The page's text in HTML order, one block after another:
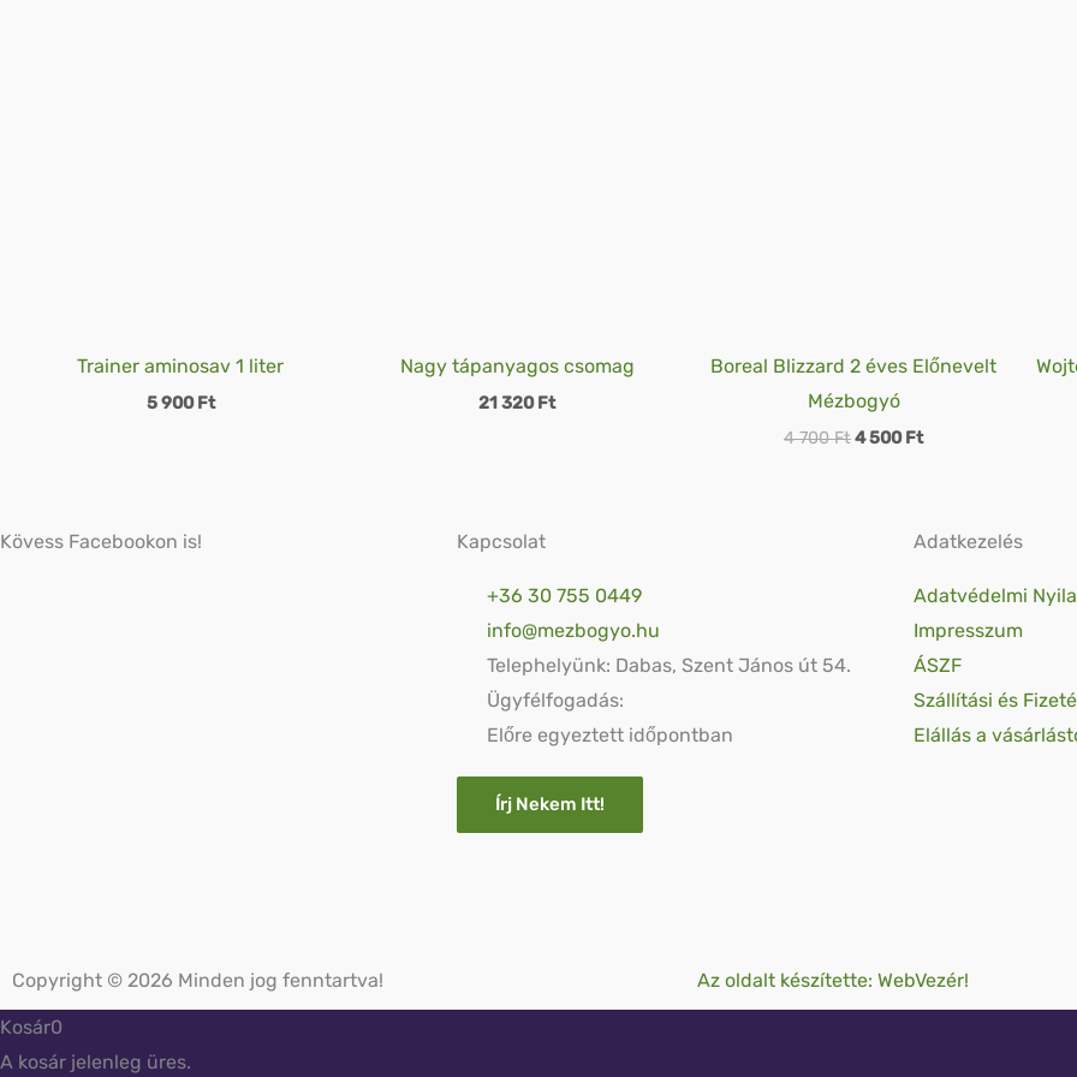
Trainer aminosav 1 liter
5 900Ft
Nagy tápanyagos csomag
21 320Ft
Boreal Blizzard 2 éves Előnevelt
Mézbogyó
4 700Ft4 500Ft
Kövess Facebookon is! Kapcsolat
+36 30 755 0449
info@mezbogyo.hu
Telephelyünk: Dabas, Szent János út 54.
Ügyfélfogadás:
Előre egyeztett időpontban
Írj Nekem Itt!
Adatkezelés
Adatvédelmi
Impresszum
ÁSZF
Szállítási és
Elállás a
Copyright © 2026 Minden jog fenntartva! Az oldalt készítette: WebVezér!
Kosár0
A kosár jelenleg üres.